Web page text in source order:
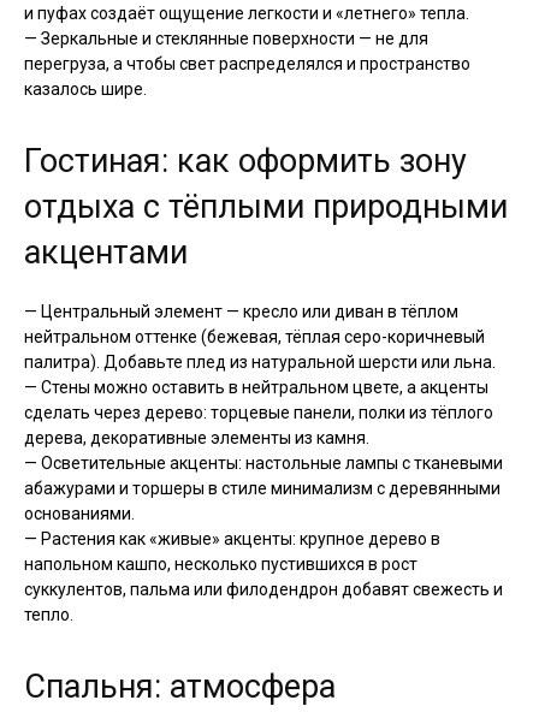
и пуфах создаёт ощущение легкости и «летнего» тепла.
— Зеркальные и стеклянные поверхности — не для
перегруза, а чтобы свет распределялся и пространство
казалось шире.
Гостиная: как оформить зону
отдыха с тёплыми природными
акцентами
— Центральный элемент — кресло или диван в тёплом
нейтральном оттенке (бежевая, тёплая серо-коричневый
палитра). Добавьте плед из натуральной шерсти или льна.
— Стены можно оставить в нейтральном цвете, а акценты
сделать через дерево: торцевые панели, полки из тёплого
дерева, декоративные элементы из камня.
— Осветительные акценты: настольные лампы с тканевыми
абажурами и торшеры в стиле минимализм с деревянными
основаниями.
— Растения как «живые» акценты: крупное дерево в
напольном кашпо, несколько пустившихся в рост
суккулентов, пальма или филодендрон добавят свежесть и
тепло.
Спальня: атмосфера